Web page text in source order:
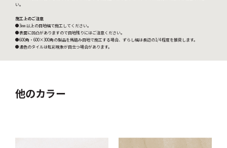
い。
施工上のご注意
●3㎜ 以上の目地幅で施工してください。
●表面に凹凸がありますので目地残りにはご注意ください。
●600角・600×300角の製品を馬踏み目地で施工する場合、ずらし幅は長辺の1/4 程度を推奨します。
●濃色のタイルは虹彩現象が目立つ場合があります。
他のカラー